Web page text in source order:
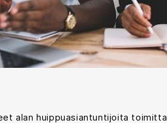
alan huippuasiantuntijoita